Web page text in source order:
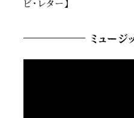
ビ・レター】
ミュージ